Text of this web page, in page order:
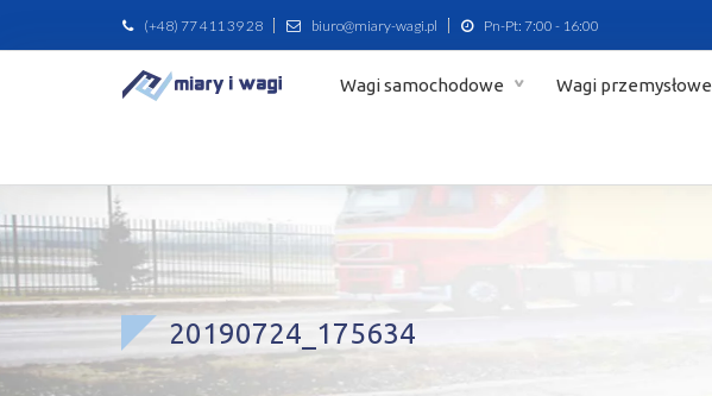
(+48) 77 411 39 28 biuro@miary-wagi.pl Pn-Pt: 7:00 - 16:00
Wagi samochodowe Wagi przemysłowe
20190724_175634